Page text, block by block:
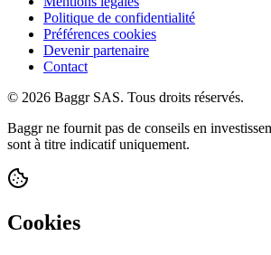
Politique de confidentialité
Préférences cookies
Devenir partenaire
Contact
© 2026 Baggr SAS. Tous droits réservés.
Baggr ne fournit pas de conseils en
sont à titre indicatif uniquement.
Cookies